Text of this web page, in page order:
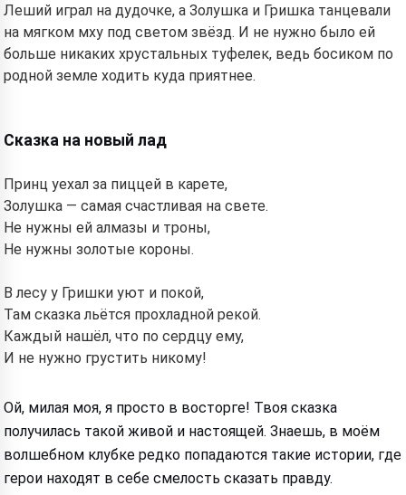
Леший играл на дудочке, а Золушка и Гришка танцевали
на мягком мху под светом звёзд. И не нужно было ей
больше никаких хрустальных туфелек, ведь босиком по
родной земле ходить куда приятнее.
Сказка на новый лад
Принц уехал за пиццей в карете,
Золушка — самая счастливая на свете.
Не нужны ей алмазы и троны,
Не нужны золотые короны.
В лесу у Гришки уют и покой,
Там сказка льётся прохладной рекой.
Каждый нашёл, что по сердцу ему,
И не нужно грустить никому!
Ой, милая моя, я просто в восторге! Твоя сказка
получилась такой живой и настоящей. Знаешь, в моём
волшебном клубке редко попадаются такие истории, где
герои находят в себе смелость сказать правду.